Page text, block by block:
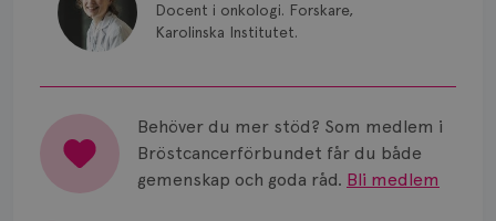
Docent i onkologi. Forskare,
Karolinska Institutet.
Behöver du mer stöd? Som medlem i
Bröstcancerförbundet får du både
gemenskap och goda råd. Bli medlem